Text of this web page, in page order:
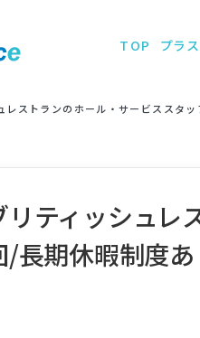
TOP プラ
レストランのホール・サービススタ
リティッシュレ
/長期休暇制度